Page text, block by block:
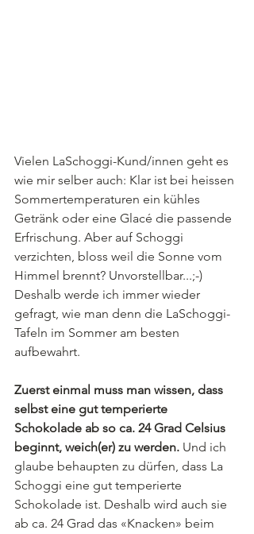
Vielen LaSchoggi-Kund/innen geht es
wie mir selber auch: Klar ist bei heissen
Sommertemperaturen ein kühles
Getränk oder eine Glacé die passende
Erfrischung. Aber auf Schoggi
verzichten, bloss weil die Sonne vom
Himmel brennt? Unvorstellbar...;-)
Deshalb werde ich immer wieder
gefragt, wie man denn die LaSchoggi-
Tafeln im Sommer am besten
aufbewahrt.
Zuerst einmal muss man wissen, dass
selbst eine gut temperierte
Schokolade ab so ca. 24 Grad Celsius
beginnt, weich(er) zu werden. Und ich
glaube behaupten zu dürfen, dass La
Schoggi eine gut temperierte
Schokolade ist. Deshalb wird auch sie
ab ca. 24 Grad das «Knacken» beim